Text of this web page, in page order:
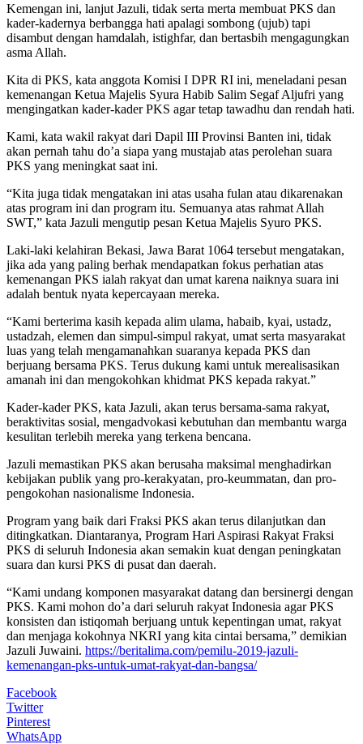
Kemengan ini, lanjut Jazuli, tidak serta merta membuat PKS dan
kader-kadernya berbangga hati apalagi sombong (ujub) tapi
disambut dengan hamdalah, istighfar, dan bertasbih mengagungkan
asma Allah.
Kita di PKS, kata anggota Komisi I DPR RI ini, meneladani pesan
kemenangan Ketua Majelis Syura Habib Salim Segaf Aljufri yang
mengingatkan kader-kader PKS agar tetap tawadhu dan rendah hati.
Kami, kata wakil rakyat dari Dapil III Provinsi Banten ini, tidak
akan pernah tahu do’a siapa yang mustajab atas perolehan suara
PKS yang meningkat saat ini.
“Kita juga tidak mengatakan ini atas usaha fulan atau dikarenakan
atas program ini dan program itu. Semuanya atas rahmat Allah
SWT,” kata Jazuli mengutip pesan Ketua Majelis Syuro PKS.
Laki-laki kelahiran Bekasi, Jawa Barat 1064 tersebut mengatakan,
jika ada yang paling berhak mendapatkan fokus perhatian atas
kemenangan PKS ialah rakyat dan umat karena naiknya suara ini
adalah bentuk nyata kepercayaan mereka.
“Kami berterima kasih kepada alim ulama, habaib, kyai, ustadz,
ustadzah, elemen dan simpul-simpul rakyat, umat serta masyarakat
luas yang telah mengamanahkan suaranya kepada PKS dan
berjuang bersama PKS. Terus dukung kami untuk merealisasikan
amanah ini dan mengokohkan khidmat PKS kepada rakyat.”
Kader-kader PKS, kata Jazuli, akan terus bersama-sama rakyat,
beraktivitas sosial, mengadvokasi kebutuhan dan membantu warga
kesulitan terlebih mereka yang terkena bencana.
Jazuli memastikan PKS akan berusaha maksimal menghadirkan
kebijakan publik yang pro-kerakyatan, pro-keummatan, dan pro-
pengokohan nasionalisme Indonesia.
Program yang baik dari Fraksi PKS akan terus dilanjutkan dan
ditingkatkan. Diantaranya, Program Hari Aspirasi Rakyat Fraksi
PKS di seluruh Indonesia akan semakin kuat dengan peningkatan
suara dan kursi PKS di pusat dan daerah.
“Kami undang komponen masyarakat datang dan bersinergi dengan
PKS. Kami mohon do’a dari seluruh rakyat Indonesia agar PKS
konsisten dan istiqomah berjuang untuk kepentingan umat, rakyat
dan menjaga kokohnya NKRI yang kita cintai bersama,” demikian
Jazuli Juwaini. https://beritalima.com/pemilu-2019-jazuli-
kemenangan-pks-untuk-umat-rakyat-dan-bangsa/
Facebook
Twitter
Pinterest
WhatsApp